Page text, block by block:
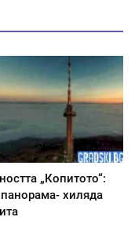
„Копитото“:
хиляда